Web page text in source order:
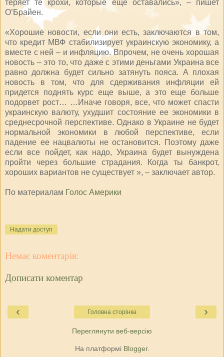
теряет те крохи, которые еще оставались», – пишет
О’Брайен.
«Хорошие новости, если они есть, заключаются в том,
что кредит МВФ стабилизирует украинскую экономику, а
вместе с ней – и инфляцию. Впрочем, не очень хорошая
новость – это то, что даже с этими деньгами Украина все
равно должна будет сильно затянуть пояса. А плохая
новость в том, что для сдерживания инфляции ей
придется поднять курс еще выше, а это еще больше
подорвет рост… …Иначе говоря, все, что может спасти
украинскую валюту, ухудшит состояние ее экономики в
среднесрочной перспективе. Однако в Украине не будет
нормальной экономики в любой перспективе, если
падение ее нацвалюты не остановится. Поэтому даже
если все пойдет, как надо, Украина будет вынуждена
пройти через большие страдания. Когда ты банкрот,
хороших вариантов не существует », – заключает автор.
По материалам Голос Америки
Надати доступ
Немає коментарів:
Дописати коментар
‹ ›
Головна сторінка
Переглянути веб-версію
На платформі Blogger.